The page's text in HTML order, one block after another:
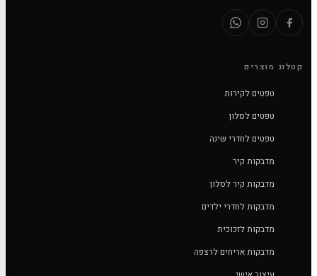
קטלוג מוצרים
טפטים לקירות
טפטים לסלון
טפטים לחדרי שינה
מדבקות קיר
מדבקות קיר לסלון
מדבקות לחדרי ילדים
מדבקות לזכוכית
מדבקות אריחים לרצפה